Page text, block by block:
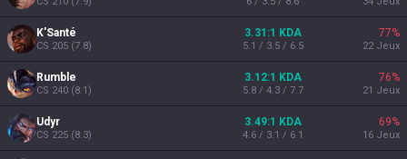
K'Santé
CS 205 (7.8)
3.31:1 KDA
5.1 / 3.5 / 6.5
77%
22 Jeux
Rumble
CS 240 (8.1)
3.12:1 KDA
5.8 / 4.3 / 7.7
76%
21 Jeux
Udyr
CS 225 (8.3)
3.49:1 KDA
4.6 / 3.1 / 6.1
69%
16 Jeux